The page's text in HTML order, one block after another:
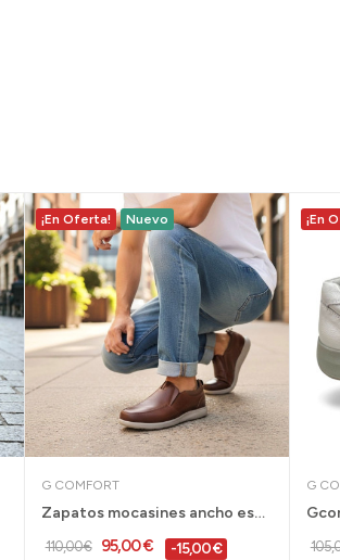
¡En Oferta! Nuevo
G COMFORT
Zapatos mocasines ancho especial cuero G...
110,00 € 95,00 € -15,00 €
¡En
G